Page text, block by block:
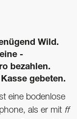
Wild.
eine
bezahlen.
gebeten.
eine bodenlose
als er mit ff